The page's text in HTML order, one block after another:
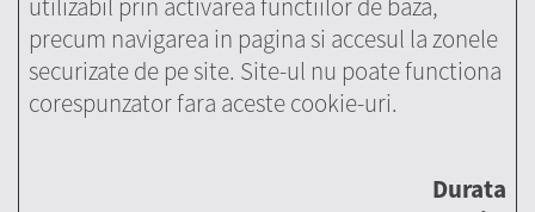
precum navigarea in pagina si accesul la zonele
securizate de pe site. Site-ul nu poate functiona
corespunzator fara aceste cookie-uri.
Durata